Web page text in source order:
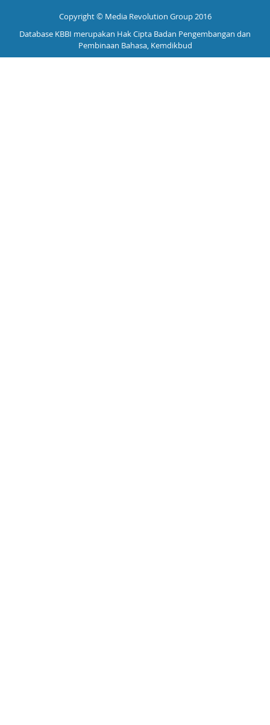
Copyright © Media Revolution Group 2016
Database KBBI merupakan Hak Cipta Badan Pengembangan dan
Pembinaan Bahasa, Kemdikbud